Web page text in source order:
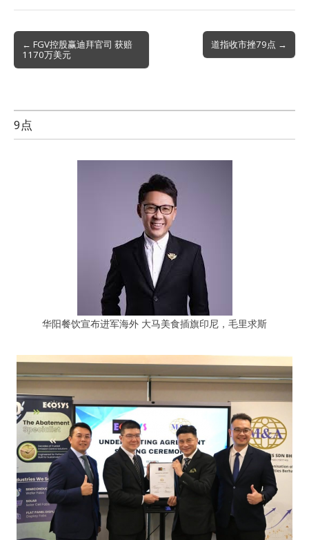
Post
navigation
← FGV控股赢迪拜官司 获赔
1170万美元
道指收市挫79点 →
9点
华阳餐饮宣布进军海外 大马美食插旗印尼，毛里求斯